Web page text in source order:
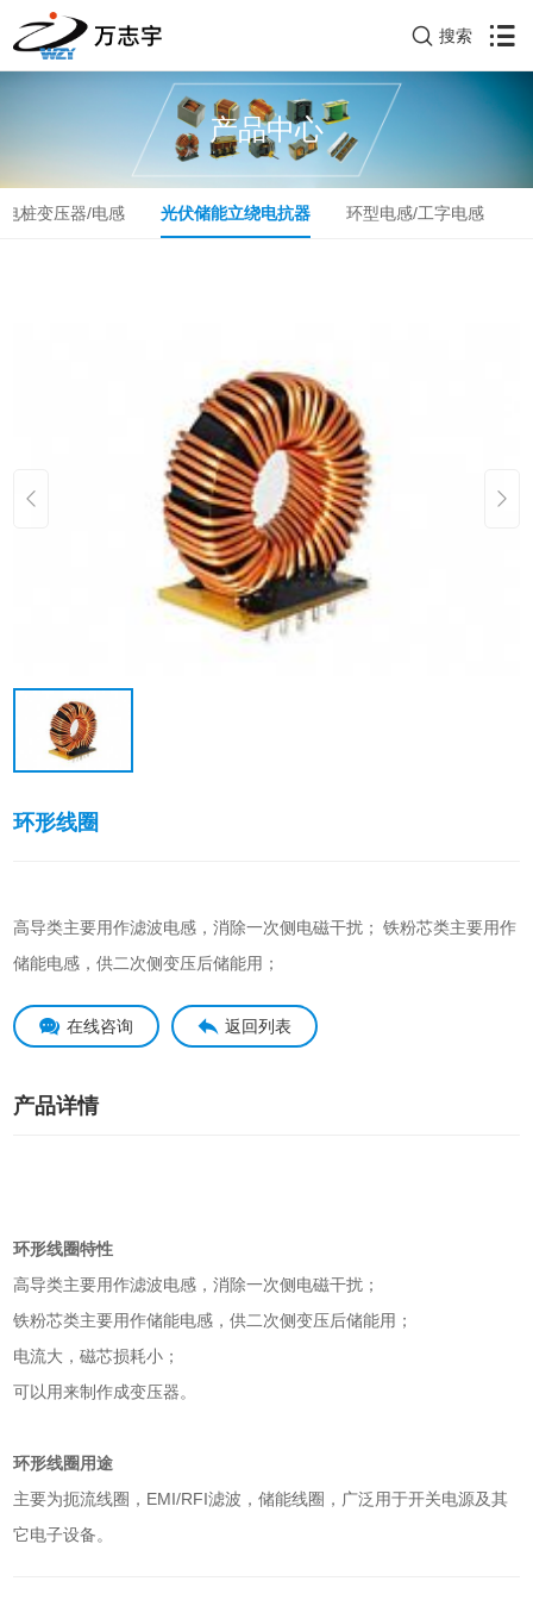
搜索
产品中心
桩变压器/电感 光伏储能立绕电抗器 环型电感/工字电感
环形线圈
高导类主要用作滤波电感，消除一次侧电磁干扰； 铁粉芯类主要用作
储能电感，供二次侧变压后储能用；
在线咨询 返回列表
产品详情
环形线圈特性
高导类主要用作滤波电感，消除一次侧电磁干扰；
铁粉芯类主要用作储能电感，供二次侧变压后储能用；
电流大，磁芯损耗小；
可以用来制作成变压器。
环形线圈用途
主要为扼流线圈，EMI/RFI滤波，储能线圈，广泛用于开关电源及其
它电子设备。